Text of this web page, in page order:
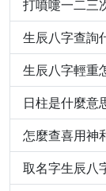
打噴嚏一二三
生辰八字查詢
生辰八字輕重
日柱是什麼意
怎麼查喜用神
取名字生辰八